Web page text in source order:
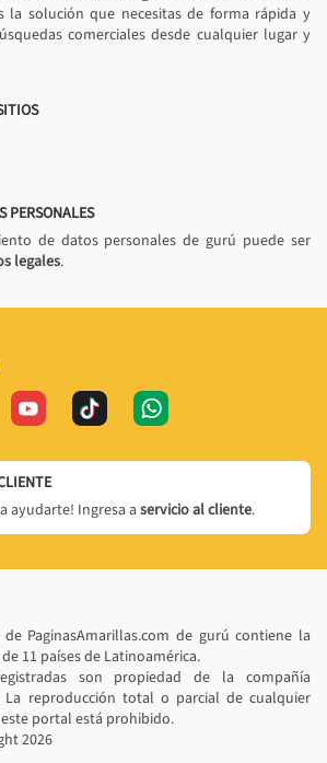
la solución que necesitas de forma rápida y
comerciales desde cualquier lugar y
PERSONALES
de datos personales de gurú puede ser
legales.
ayudarte! Ingresa a servicio al cliente.
PaginasAmarillas.com de gurú contiene la
11 países de Latinoamérica.
son propiedad de la compañía
La reproducción total o parcial de cualquier
portal está prohibido.
2026